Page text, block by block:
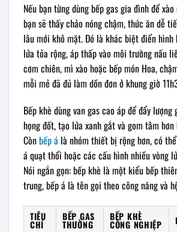
Nếu bạn từng dùng bếp gas gia đình để
bạn sẽ thấy chảo nóng chậm, thức ăn dễ
lâu mới khô mặt. Đó là khác biệt điển hình
lửa tỏa rộng, áp thấp vào môi trường nấu
cơm chiên, mì xào hoặc bếp món Hoa,
mỗi mẻ đã đủ làm dồn đơn ở khung giờ
Bếp khè dùng van gas cao áp để đẩy lượng
họng đốt, tạo lửa xanh gắt và gom tâm hơn
Cònbếp á là nhóm thiết bị rộng hơn, có
á quạt thổi hoặc các cấu hình nhiều vòng
Nói ngắn gọn: bếp khè là một kiểu bếp
trung, bếp á là tên gọi theo công năng và
TIÊU
CHÍ
BẾP GAS
THƯỜNG
BẾP KHÈ
CÔNG NGHIỆP